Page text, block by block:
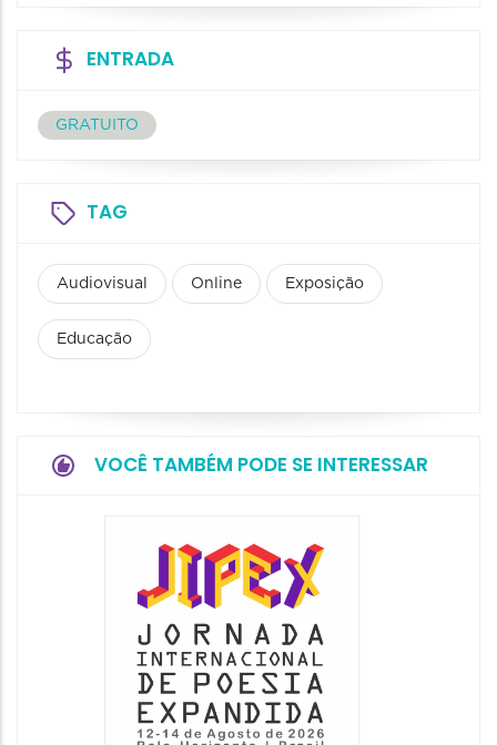
ENTRADA
GRATUITO
TAG
Audiovisual Online Exposição
Educação
VOCÊ TAMBÉM PODE SE INTERESSAR